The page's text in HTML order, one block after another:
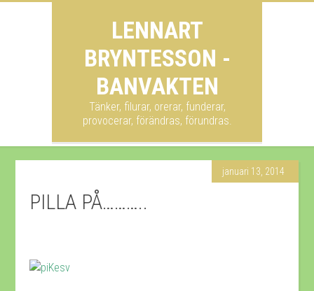
LENNART
BRYNTESSON -
BANVAKTEN
Tänker, filurar, orerar, funderar,
provocerar, förändras, förundras.
januari 13, 2014
PILLA PÅ………..